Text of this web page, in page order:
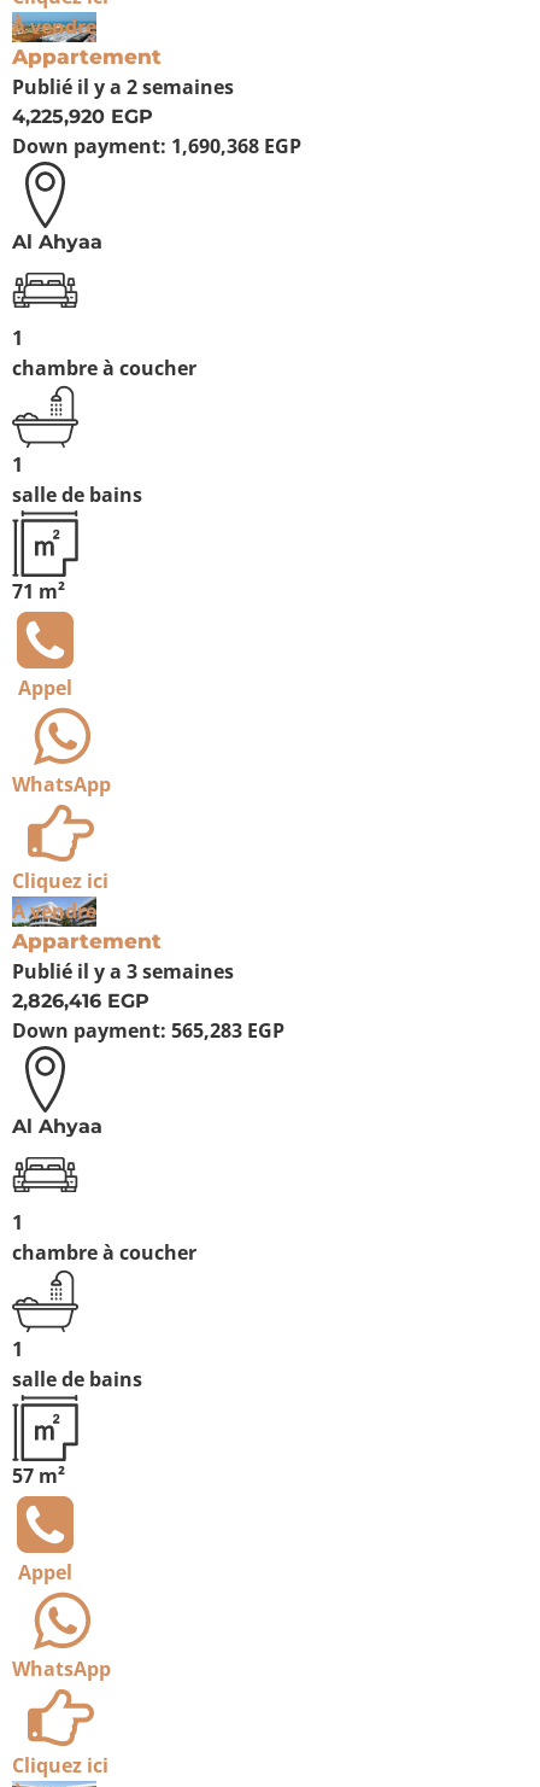
À vendre
Appartement
Publié il y a 2 semaines
4,225,920 EGP
Down payment: 1,690,368 EGP
Al Ahyaa
1
chambre à coucher
1
salle de bains
71 m²
Appel
WhatsApp
Cliquez ici
À vendre
Appartement
Publié il y a 3 semaines
2,826,416 EGP
Down payment: 565,283 EGP
Al Ahyaa
1
chambre à coucher
1
salle de bains
57 m²
Appel
WhatsApp
Cliquez ici